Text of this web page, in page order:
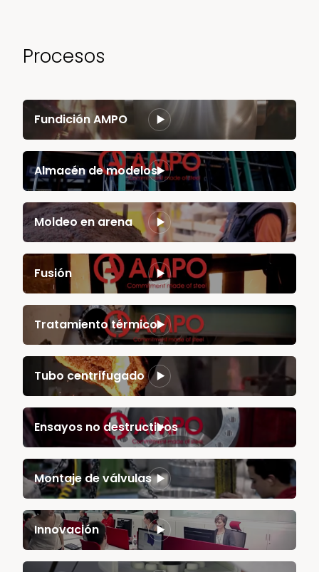
Procesos
Fundición AMPO
Almacén de modelos
Moldeo en arena
Fusión
Tratamiento térmico
Tubo centrifugado
Ensayos no destructivos
Montaje de válvulas
Innovación